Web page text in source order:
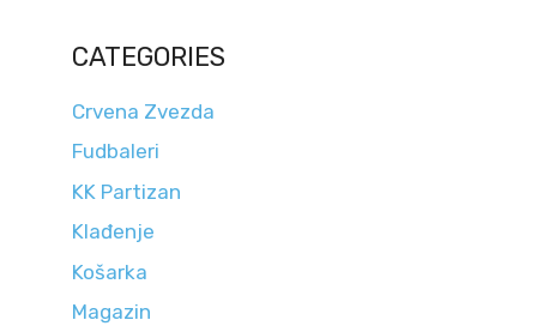
CATEGORIES
Crvena Zvezda
Fudbaleri
KK Partizan
Klađenje
Košarka
Magazin